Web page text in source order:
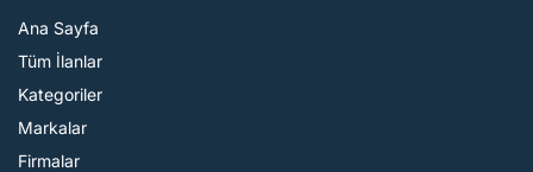
Ana Sayfa
Tüm İlanlar
Kategoriler
Markalar
Firmalar